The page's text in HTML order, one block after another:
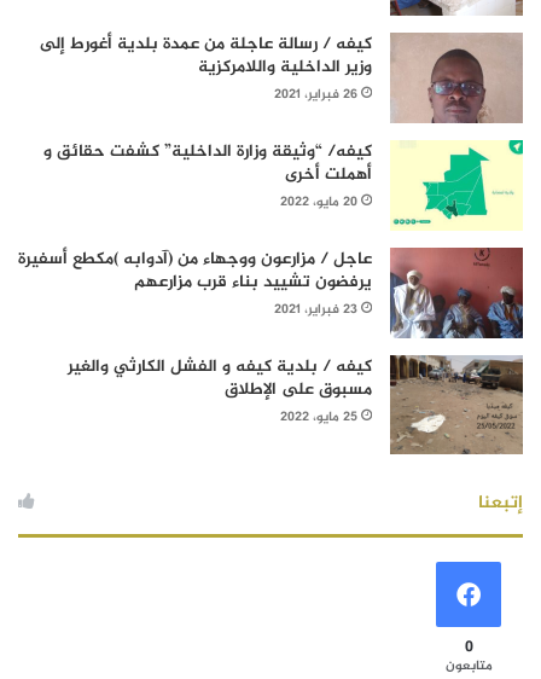
كيفه / رسالة عاجلة من عمدة بلدية أغورط إلى
وزير الداخلية واللامركزية
26 فبراير، 2021
كيفه/ “وثيقة وزارة الداخلية” كشفت حقائق و
أهملت أخرى
20 مايو، 2022
عاجل / مزارعون ووجهاء من (آدوابه )مكطع أسفيرة
يرفضون تشييد بناء قرب مزارعهم
23 فبراير، 2021
كيفه / بلدية كيفه و الفشل الكارثي والغير
مسبوق على الإطلاق
25 مايو، 2022
إتبعنا
0
متابعون